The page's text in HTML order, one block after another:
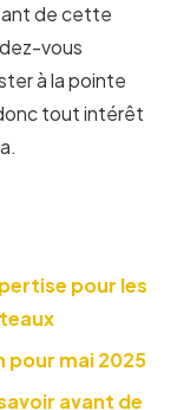
de cette
vous
à la pointe
tout intérêt
pour les
pour mai 2025
avant de